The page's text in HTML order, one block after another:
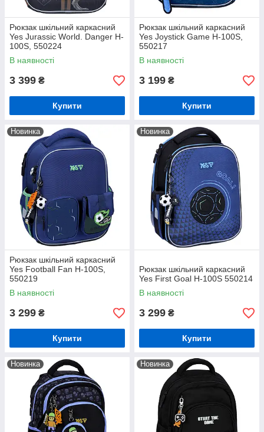
Рюкзак шкільний каркасний
Yes Jurassic World. Danger H-
100S, 550224
В наявності
3 399 ₴
Купити
Рюкзак шкільний каркасний
Yes Joystick Game H-100S,
550217
В наявності
3 199 ₴
Купити
Новинка
Рюкзак шкільний каркасний
Yes Football Fan H-100S,
550219
В наявності
3 299 ₴
Купити
Новинка
Рюкзак шкільний каркасний
Yes First Goal H-100S 550214
В наявності
3 299 ₴
Купити
Новинка Новинка